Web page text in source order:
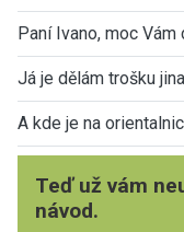
Paní Ivano, moc Vám
Já je dělám trošku
A kde je na
Teď už vám
návod.